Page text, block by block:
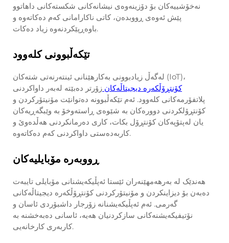
نەخۆشییەکان بۆ دۆزینەوەی نیشانەکانی شکستەکانی داهاتوو
پێش ئەوەی ڕووبدەن، کاتی ناکارامانی کەم دەکاتەوە و
باوەڕپێکردنەوە زیاد دەکات.
تێکەڵبوونی کلەوود
لەگەڵ زیادبوونی بەکارهێنانی ئینتەرنەتی شتەکان (IoT)،
کۆنتڕۆڵکەرە دیجیتاڵەکان زۆرتر دەبێتە لەبەر داواکردنی
پلاتفۆرمەکانی کلەوود. ئەم تێکەڵبوونە دەتوانێت مۆنیتۆرکردن و
کۆنتڕۆلکردنی دوورەکان بە شێوەی ڕاستەوخۆ بە وێبگەڕیەکان
یان لەپتۆپەکان کۆنتڕۆل بکات، کاری دەرمانکردنی هەڵدەوێ و
کاربەدەستی داواکردنی کەم دەکاتەوە.
ڕووبەرە مۆبایلیەکان
هەندێک لە بەرهەمھێنەران ئێستا ئەپڵیکەیشنانی مۆبایلی تایبەت
دەبەن بۆ دیزاینکردن و مۆنیتۆرکردنی کۆنتڕۆڵکەرە دیجیتاڵەکانی
گەرمی. ئەم ئەپڵیکەیشنانە زۆرجار داشبۆردی ئاسان و
نۆتیفیکەیشنەکانی سازکردنیان هەیە، ئاسانی دەبەخشنە بە
کاربەری کارخانەیی.